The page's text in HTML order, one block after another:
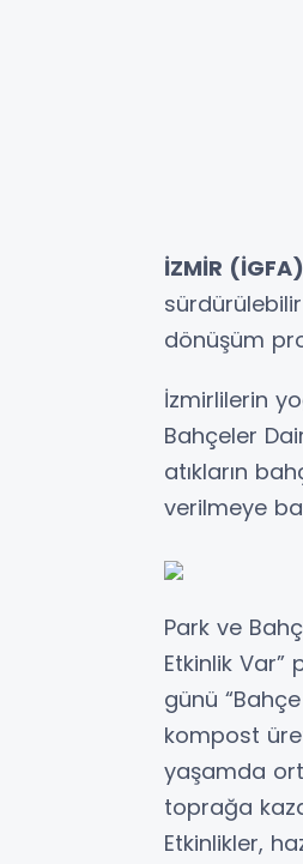
İZMİR
dönüşüm
İzmirlilerin
Bahçeler
atıkların
verilmeye
Park ve
Etkinlik Var”
günü
kompost
yaşamda
toprağa
Etkinlikler,